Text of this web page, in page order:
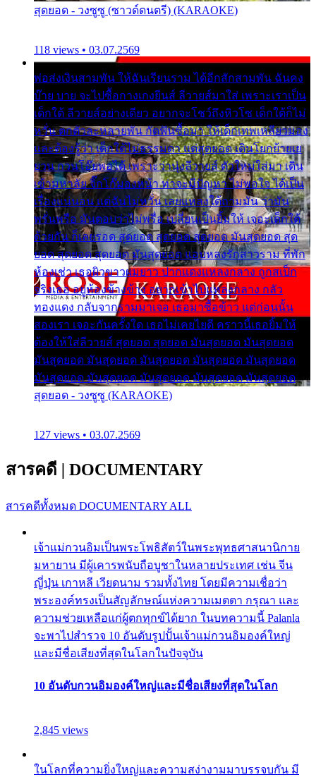
สุดยอด - วงซูซู (ซาวด์ดนตรี) (KARAOKE)
118 views • 03.07.2569
พ่อส่งเงินสามพัน ให้ฉันเรียนราม ได้อีกสักสามพัน ฉันคง
บ๊าย บาย จะไปซื้อกางเกงยีนส์ ลีวายส์มาใส่ เพราะเราเป็น
เด็กใต้ ลีวายส์อย่างเดียว อยากจะโชว์ถึงหิวโซ เด็กใต้ก็ไม่
หวั่น ตกตัวละหลายพัน กัดฟันซื้อมา ให้เด็กเทพเหลียวมอง
และต้องรู้ว่า เด็กใต้ไม่ธรรมดา แต่สุดยอด เดินโยกย้ายเย
ยวน กวนโอ๊ยพอได้ เพราะว่านุ่งลีวายส์ ตัวใหม่ใส่มา เดิน
เข้ามหาลัย จิ๊กโก๊มองหน้า ท่าจะมีปัญหา ไม่พอใจ ได้เป็น
เรื่องแน่นอน แต่ฉันไม่หวั่น เลยแหลงใต้ถามมัน ว่ามัน
พรั่นพรือ มันตอบว่าไม่พรื่อ เปลี่ยนเป็นยิ้มให้ เจอะเด็กใต้
ด้วยกัน ก็เลยรอด สุดยอด สุดยอด สุดยอด มันสุดยอด สุด
ยอด สุดยอด สุดยอด มันสุดยอด แอบหลงรักสาวราม ที่พัก
ห้องเช่า เธอผิวขาวผมยาว ปากแดงแหลงกลาง ถูกสเป็ก
จริงเธอ อยู่ห้องข้างข้าง อยากเข้าไปแหลงกลาง กลัว
ทองแดง กลับจากรามมาเจอ เธอมาซื้อข้าว แต่ก่อนนั้น
สองเรา เจอะกันครั้งใด เธอไม่เคยไยดี คราวนี้เธอยิ้มให้
ต้องให้ใส่ลีวายส์ สุดยอด สุดยอด มันสุดยอด มันสุดยอด
มันสุดยอด มันสุดยอด มันสุดยอด มันสุดยอด มันสุดยอด
มันสุดยอด มันสุดยอด มันสุดยอด มันสุดยอด มันสุดยอด
สุดยอด - วงซูซู (KARAOKE)
127 views • 03.07.2569
สารคดี | DOCUMENTARY
สารคดีทั้งหมด DOCUMENTARY ALL
เจ้าแม่กวนอิมเป็นพระโพธิสัตว์ในพระพุทธศาสนานิกาย
มหายาน มีผู้เคารพนับถือบูชาในหลายประเทศ เช่น จีน
ญี่ปุ่น เกาหลี เวียดนาม รวมทั้งไทย โดยมีความเชื่อว่า
พระองค์ทรงเป็นสัญลักษณ์แห่งความเมตตา กรุณา และ
ความช่วยเหลือแก่ผู้ตกทุกข์ได้ยาก ในบทความนี้ Palanla
จะพาไปสำรวจ 10 อันดับรูปปั้นเจ้าแม่กวนอิมองค์ใหญ่
และมีชื่อเสียงที่สุดในโลกในปัจจุบัน
10 อันดับกวนอิมองค์ใหญ่และมีชื่อเสียงที่สุดในโลก
2,845 views
ในโลกที่ความยิ่งใหญ่และความสง่างามมาบรรจบกัน มี